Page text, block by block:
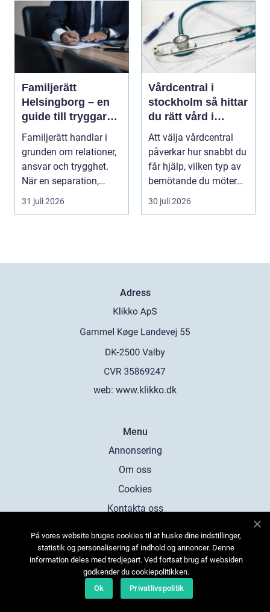
Familjerätt
Helsingborg – en
guide till tryggare
beslut för familjen
Familjerätt handlar i
grunden om relationer,
ansvar och trygghet.
När en separation,
v&ari...
31 juli 2026
Vårdcentral i
stockholm så hittar
du rätt vård i
vardagen
Att välja vårdcentral
påverkar hur snabbt du
får hjälp, vilken typ av
bemötande du möter
och hur try...
30 juli 2026
Adress
web: www.klikko.dk
Menu
Annonsering
Om oss
Cookies
Kontakta oss
På vores website bruges cookies til at huske dine indstillinger,
statistik og personalisering af indhold og annoncer. Denne
information deles med tredjepart. Ved fortsat brug af websiden
godkender du cookiepolitikken.
Ok
Privatlivspolitik